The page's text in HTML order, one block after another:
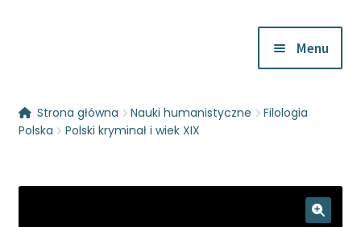
Menu
Rozwiń
Strona główna Nauki humanistyczne
Filologia
Polska
Polski kryminał i wiek XIX